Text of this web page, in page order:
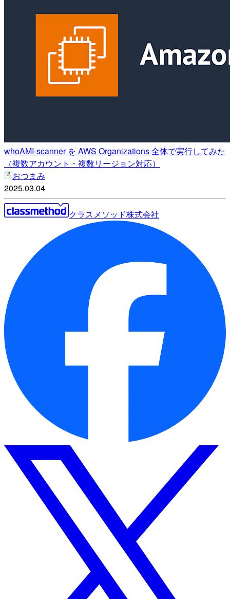
whoAMI-scanner を AWS Organizations 全体で実行してみた
（複数アカウント・複数リージョン対応）
おつまみ
2025.03.04
クラスメソッド株式会社